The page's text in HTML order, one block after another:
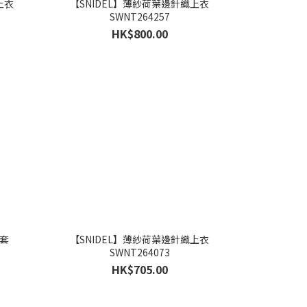
衣
【SNIDEL】薄紗荷葉邊針織上衣
SWNT264257
HK$800.00
【SNIDEL】薄紗荷葉邊針織上衣
SWNT264073
HK$705.00